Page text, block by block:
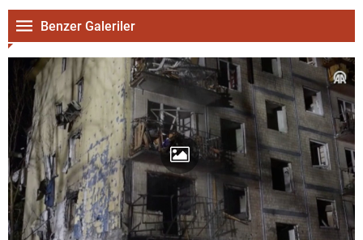
Benzer Galeriler